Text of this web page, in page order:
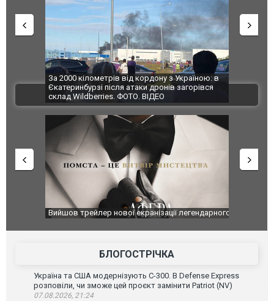
За 2000 кілометрів від кордону з Україною: в
Єкатеринбурзі після атаки дронів загорівся
склад Wildberries. ФОТО. ВІДЕО
"Мої
ВІДЕО
Вийшов трейлер нової екранізації легендарного
БЛОГОСТРІЧКА
Україна та США модернізують С-300. В Defense Express
розповіли, чи зможе цей проєкт замінити Patriot (NV)
07.08.2026, 21:24